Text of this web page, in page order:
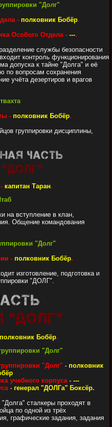
"Долг"
- полковник Бобёр.
Особого Отдела - ---.
службы безопасности
контроль функционирования
допуска к тайне "Долга" и её
по вопросам сохранения
учёта дезертиров и врагов
- полковник Бобёр.
группировки дисциплины,
капитан Таран.
на вступление в клан,
Общение командования
"Долг"
- полковник Бобёр.
изготовление, подготовка и
"ДОЛГ".
полковник Бобёр.
"Долг"
"Долг" - полковник
учебного корпуса- ---
- генерал "ДОЛГа" Боксёр.
сталкеры проходят в
по одной из трёх
графические задания, задания